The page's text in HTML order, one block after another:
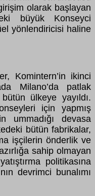
olarak başlayan
büyük Konseyci
yönlendiricisi haline
Komintern’in ikinci
Milano’da patlak
ülkeye yayıldı.
için yapmış
ummadığı devasa
bütün fabrikalar,
işçilerin önderlik ve
sahip olmayan
politikasına
devrimci bunalımı